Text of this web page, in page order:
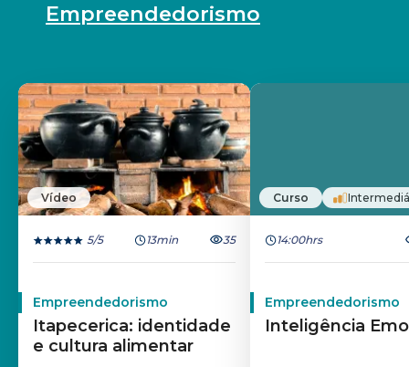
Empreendedorismo
Vídeo
5/5 13min 35
Empreendedorismo
Itapecerica: identidade
e cultura alimentar
Curso
14:00hrs
Empreendedorismo
Inteligência